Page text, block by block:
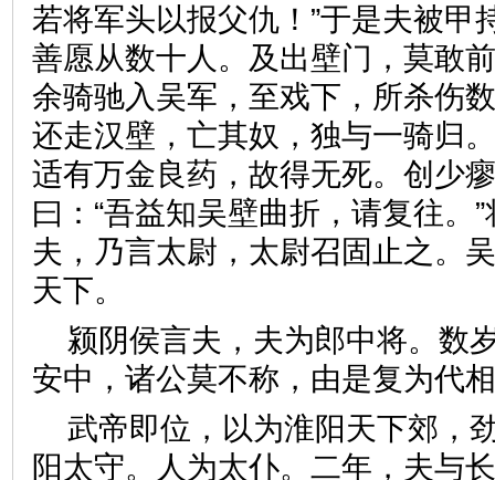
若将军头以报父仇！”于是夫被甲
善愿从数十人。及出壁门，莫敢
余骑驰入吴军，至戏下，所杀伤
还走汉壁，亡其奴，独与一骑归
适有万金良药，故得无死。创少
曰：“吾益知吴壁曲折，请复往。
夫，乃言太尉，太尉召固止之。
天下。
颍阴侯言夫，夫为郎中将。数
安中，诸公莫不称，由是复
武帝即位，以为淮阳天下郊，
阳太守。人为太仆。二年，夫与